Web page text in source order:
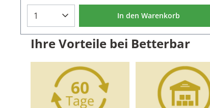
ihnen verschieden große Barmaße bzw. Jigger.Dieses
Doppelbarmaß ist auch in der Größe 35/50 ml
EdelstahlFarbe: SilberVolumen: 20 ml, 40 ml
In den Warenkorb
Ihre Vorteile bei Betterbar